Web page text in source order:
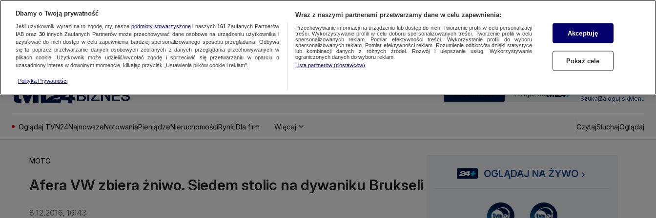
BIZNES SUBSKRYBUJ Przejdź do
SzukajZaloguj sięMenu
Oglądaj TVN24NajnowszeNotowaniaPieniądzeNieruchomościRynkiDla firm Więcej CzytajSłuchajOglądaj
MOTO
Afera VW zbiera żniwo. Siedem stolic na dywaniku Brukseli
8.12.2016, 16:43
OGLĄDAJ NA ŻYWO
Dbamy o Twoją prywatność
Jeśli użytkownik wyrazi na to zgodę, my, nasze podmioty stowarzyszonei naszych 161 Zaufanych Partnerów
IAB oraz 30innych Zaufanych Partnerów może przechowywać dane osobowe na urządzeniu użytkownika i
uzyskiwać do nich dostęp w celu zapewnienia bardziej spersonalizowanego sposobu przeglądania. Odbywa
się to poprzez przetwarzanie danych osobowych zebranych z danych przeglądania przechowywanych w
plikach cookie. Użytkownik może udzielić/wycofać zgodę i sprzeciwić się przetwarzaniu w oparciu o
uzasadniony interes w dowolnym momencie, klikając przycisk „Ustawienia plików cookie i reklam”.
Polityka Prywatności
Wraz z naszymi partnerami przetwarzamy dane w celu zapewnienia:
Przechowywanie informacji na urządzeniu lub dostęp do nich. Tworzenie profili w celu personalizacji
treści. Wykorzystywanie profili w celu doboru spersonalizowanych treści. Tworzenie profili w celu
spersonalizowanych reklam. Pomiar efektywności treści. Wykorzystanie profili do wyboru
spersonalizowanych reklam. Pomiar efektywności reklam. Rozumienie odbiorców dzięki statystyce
lub kombinacji danych z różnych źródeł. Rozwój i ulepszanie usług. Wykorzystywanie
ograniczonych danych do wyboru reklam.
Lista partnerów (dostawców)
Akceptuję
Pokaż cele